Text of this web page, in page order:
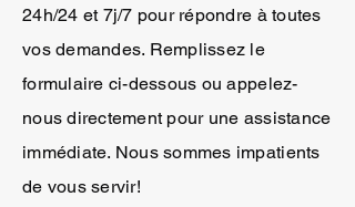
24h/24 et 7j/7 pour répondre à toutes
vos demandes. Remplissez le
formulaire ci-dessous ou appelez-
nous directement pour une assistance
immédiate. Nous sommes impatients
de vous servir!